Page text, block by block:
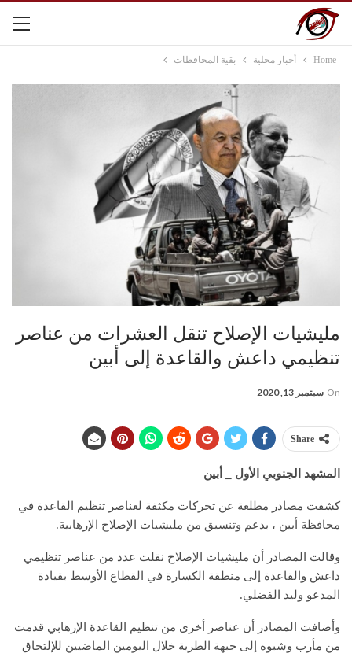
Home أخبار محلية بقية المحافظات
مليشيات الإصلاح تنقل العشرات من عناصر
تنظيمي داعش والقاعدة إلى أبين
On سبتمبر 13, 2020
Share
المشهد الجنوبي الأول _ أبين
كشفت مصادر مطلعة عن تحركات مكثفة لعناصر تنظيم القاعدة في
محافظة أبين ، بدعم وتنسيق من مليشيات الإصلاح الإرهابية.
وقالت المصادر أن مليشيات الإصلاح نقلت عدد من عناصر تنظيمي
داعش والقاعدة إلى منطقة الكسارة في القطاع الأوسط بقيادة
المدعو وليد الفضلي.
وأضافت المصادر أن عناصر أخرى من تنظيم القاعدة الإرهابي قدمت
من مأرب وشبوه إلى جبهة الطرية خلال اليومين الماضيين للإلتحاق